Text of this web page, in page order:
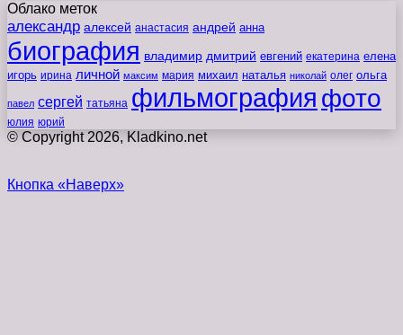
Облако меток
александр алексей анастасия андрей анна
биография владимир дмитрий евгений екатерина елена
игорь ирина личной максим мария михаил наталья николай олег ольга
павел сергей татьяна фильмография фото
юлия юрий
© Copyright 2026, Kladkino.net
Кнопка «Наверх»